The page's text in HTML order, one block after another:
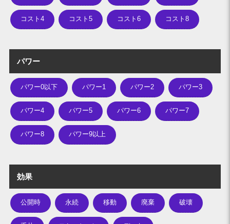
コスト4 コスト5 コスト6 コスト8
パワー
パワー0以下 パワー1 パワー2 パワー3
パワー4 パワー5 パワー6 パワー7
パワー8 パワー9以上
効果
公開時 永続 移動 廃棄 破壊